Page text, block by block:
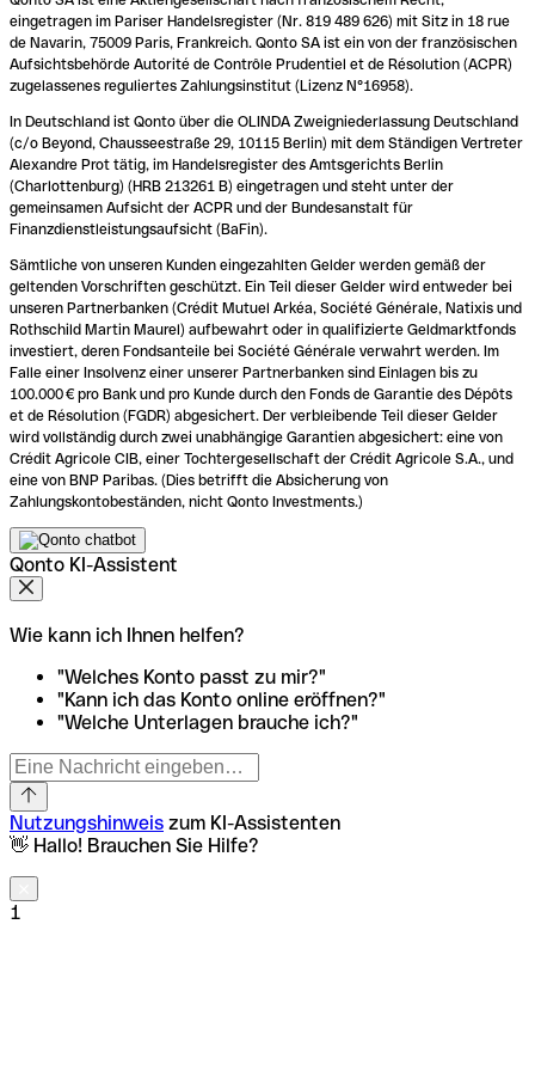
eingetragen im Pariser Handelsregister (Nr. 819 489 626) mit Sitz in 18 rue
de Navarin, 75009 Paris, Frankreich. Qonto SA ist ein von der französischen
Aufsichtsbehörde Autorité de Contrôle Prudentiel et de Résolution (ACPR)
zugelassenes reguliertes Zahlungsinstitut (Lizenz N°16958).
In Deutschland ist Qonto über die OLINDA Zweigniederlassung Deutschland
(c/o Beyond, Chausseestraße 29, 10115 Berlin) mit dem Ständigen Vertreter
Alexandre Prot tätig, im Handelsregister des Amtsgerichts Berlin
(Charlottenburg) (HRB 213261 B) eingetragen und steht unter der
gemeinsamen Aufsicht der ACPR und der Bundesanstalt für
Finanzdienstleistungsaufsicht (BaFin).
Sämtliche von unseren Kunden eingezahlten Gelder werden gemäß der
geltenden Vorschriften geschützt. Ein Teil dieser Gelder wird entweder bei
unseren Partnerbanken (Crédit Mutuel Arkéa, Société Générale, Natixis und
Rothschild Martin Maurel) aufbewahrt oder in qualifizierte Geldmarktfonds
investiert, deren Fondsanteile bei Société Générale verwahrt werden. Im
Falle einer Insolvenz einer unserer Partnerbanken sind Einlagen bis zu
100.000 € pro Bank und pro Kunde durch den Fonds de Garantie des Dépôts
et de Résolution (FGDR) abgesichert. Der verbleibende Teil dieser Gelder
wird vollständig durch zwei unabhängige Garantien abgesichert: eine von
Crédit Agricole CIB, einer Tochtergesellschaft der Crédit Agricole S.A., und
eine von BNP Paribas. (Dies betrifft die Absicherung von
Zahlungskontobeständen, nicht Qonto Investments.)
Qonto KI-Assistent
Wie kann ich Ihnen helfen?
"Welches Konto passt zu mir?"
"Kann ich das Konto online eröffnen?"
"Welche Unterlagen brauche ich?"
Nutzungshinweis zum KI-Assistenten
👋 Hallo! Brauchen Sie Hilfe?
1